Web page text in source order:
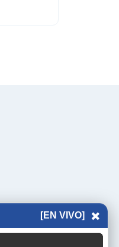
[EN VIVO] ×